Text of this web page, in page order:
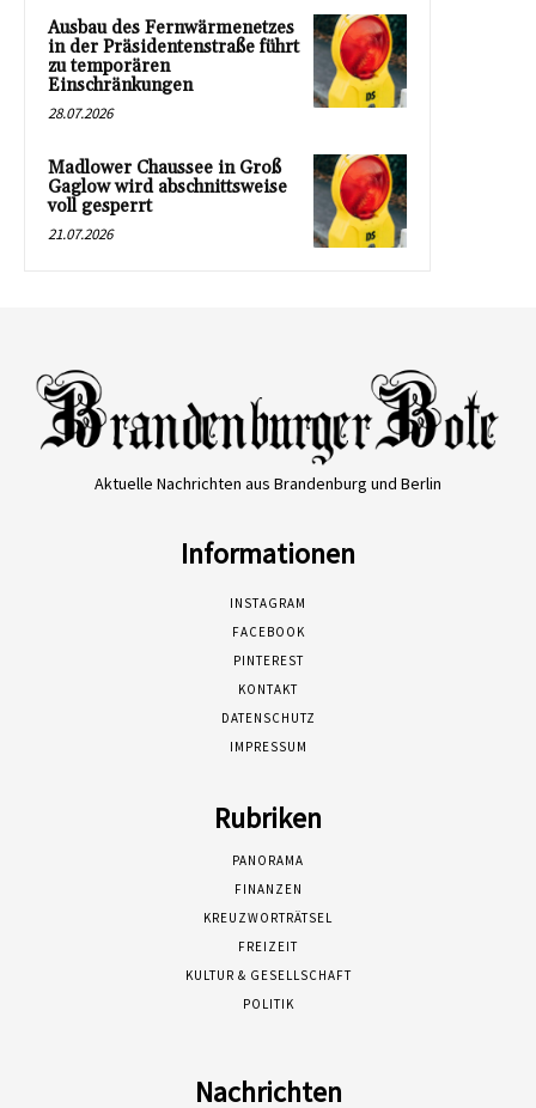
Ausbau des Fernwärmenetzes
in der Präsidentenstraße führt
zu temporären
Einschränkungen
28.07.2026
Madlower Chaussee in Groß
Gaglow wird abschnittsweise
voll gesperrt
21.07.2026
Aktuelle Nachrichten aus Brandenburg und Berlin
Informationen
INSTAGRAM
FACEBOOK
PINTEREST
KONTAKT
DATENSCHUTZ
IMPRESSUM
Rubriken
PANORAMA
FINANZEN
KREUZWORTRÄTSEL
FREIZEIT
KULTUR & GESELLSCHAFT
POLITIK
Nachrichten